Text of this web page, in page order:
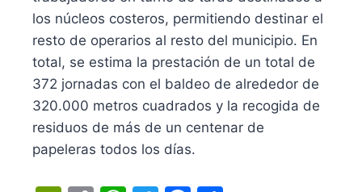
los núcleos costeros, permitiendo destinar el
resto de operarios al resto del municipio. En
total, se estima la prestación de un total de
372 jornadas con el baldeo de alrededor de
320.000 metros cuadrados y la recogida de
residuos de más de un centenar de
papeleras todos los días.